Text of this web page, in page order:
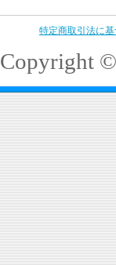
特定商取引法に
Copyright